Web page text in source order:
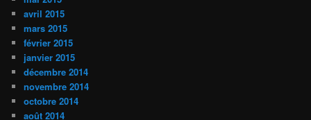
avril 2015
mars 2015
février 2015
janvier 2015
décembre 2014
novembre 2014
octobre 2014
août 2014